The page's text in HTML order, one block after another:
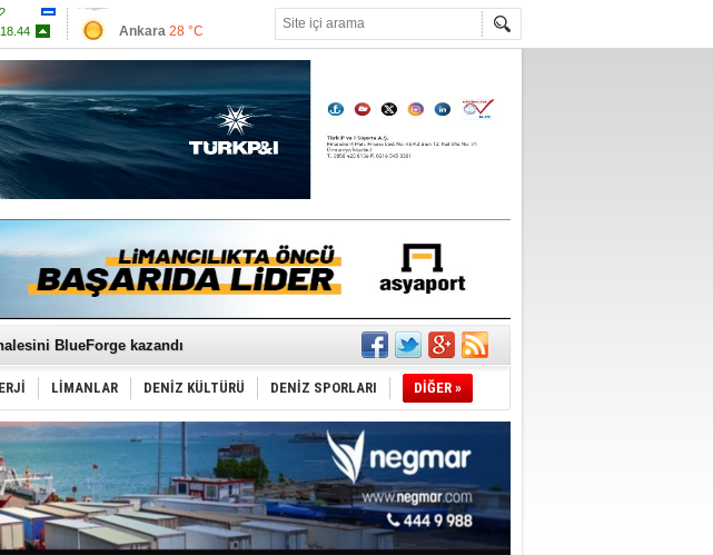
Ankara 28 °C
Antalya33 °C
Muğla 28 °C
Çanakkale 27 °C
sanayinin sorunlarını tartıştı
BlueForge kazandı
açılan gizemli ada!
A sertifikası alan ilk tersane oldu
Şampiyonası’na ev sahipliği yapacak
4 yeni tanker daha ekliyor
katlandı
için yurt dışı harcı için düzenleme istiyor
yeni dönem başlıyor
tutuklaması!
Rejimi’!
LİMANLAR DENİZ KÜLTÜRÜ DENİZ SPORLARI DİĞER »